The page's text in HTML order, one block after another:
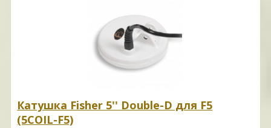
Катушка Fisher 5'' Double-D для F5
(5COIL-F5)